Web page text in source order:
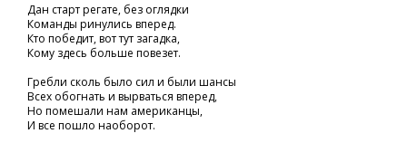
Дан старт регате, без оглядки
Команды ринулись вперед.
Кто победит, вот тут загадка,
Кому здесь больше повезет.
Гребли сколь было сил и были шансы
Всех обогнать и вырваться вперед,
Но помешали нам американцы,
И все пошло наоборот.